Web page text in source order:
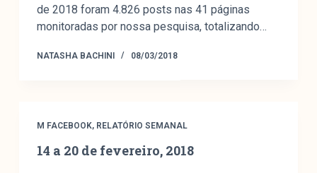
cobertura da grande mídia sobre temas de economia e
política produzido pelo Laboratório de Estudos de Mídia
Diretório de Grupos de Pesquisa do CNPq e é sediado
econômicos.
de 2018 foram 4.826 posts nas 41 páginas
monitoradas por nossa pesquisa, totalizando…
NATASHA BACHINI 08/03/2018
M FACEBOOK, RELATÓRIO SEMANAL
14 a 20 de fevereiro, 2018